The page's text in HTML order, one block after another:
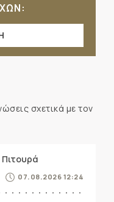
σχετικά με τον
07.08.2026 12:24